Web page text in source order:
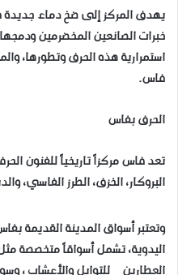
يهدف المركز إلى ضخ دماء جديدة
خبرات الصانعين المخضرمين
استمرارية هذه الحرف وتطورها،
فاس.
الحرف بفاس
تعد فاس مركزاً تاريخياً للفنون
البروكار، الخزف، الطرز الفاسي،
وتعتبر أسواق المدينة القديمة
اليدوية، تشمل أسواقاً متخصصة
العطارين للتوابل والأعشاب ،